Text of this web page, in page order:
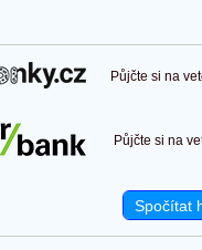
Půjčte si na
Půjčte si na
Spočítat